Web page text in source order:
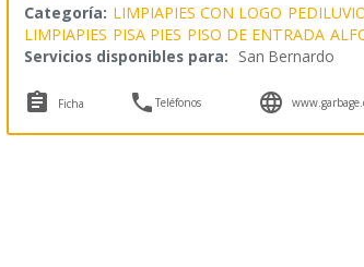
Categoría: LIMPIAPIES CON LOGO
LIMPIAPIES PISA PIES PISO DE ENTRADA
Servicios disponibles para: San Bernardo
 Ficha Teléfonos 